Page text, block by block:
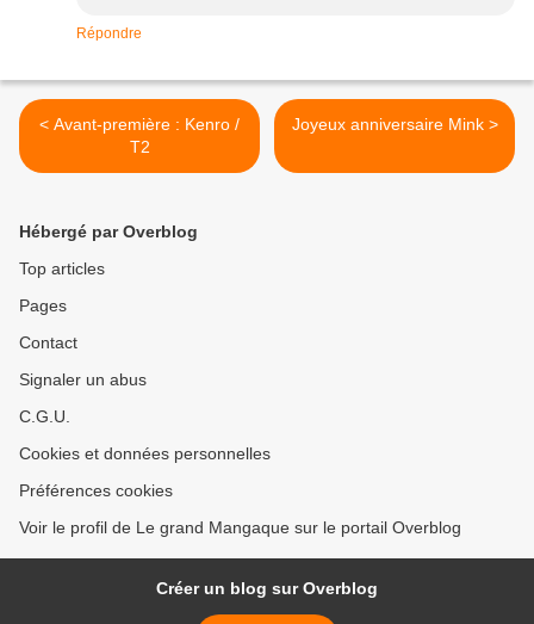
Répondre
< Avant-première : Kenro /
T2
Joyeux anniversaire Mink >
Hébergé par Overblog
Top articles
Pages
Contact
Signaler un abus
C.G.U.
Cookies et données personnelles
Préférences cookies
Voir le profil de Le grand Mangaque sur le portail Overblog
Créer un blog sur Overblog